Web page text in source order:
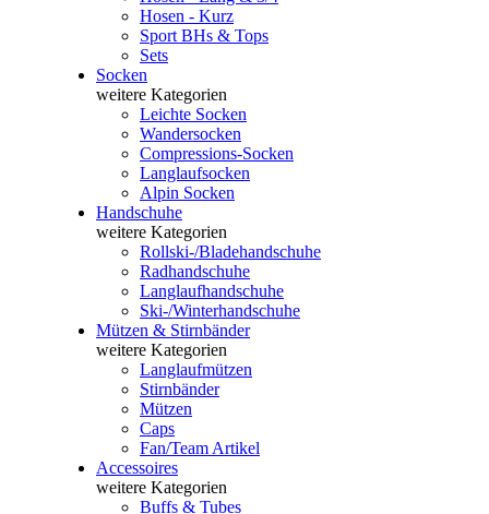
Hosen - Kurz
Sport BHs & Tops
Sets
Socken
weitere Kategorien
Leichte Socken
Wandersocken
Compressions-Socken
Langlaufsocken
Alpin Socken
Handschuhe
weitere Kategorien
Rollski-/Bladehandschuhe
Radhandschuhe
Langlaufhandschuhe
Ski-/Winterhandschuhe
Mützen & Stirnbänder
weitere Kategorien
Langlaufmützen
Stirnbänder
Mützen
Caps
Fan/Team Artikel
Accessoires
weitere Kategorien
Buffs & Tubes